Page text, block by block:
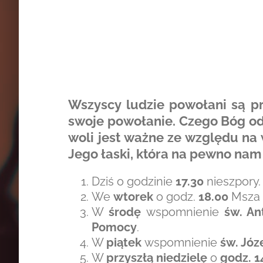
Wszyscy ludzie powołani są
swoje powołanie. Czego Bóg
woli jest ważne ze względu na
Jego łaski, która na pewno
Dziś o godzinie 17.30 nieszpory.
Wewtoreko godz. 18.00
Wśrodę wspomnienie św.
Pomocy.
W piątekwspomnienieśw.
W przyszłą niedzielę ogodz.